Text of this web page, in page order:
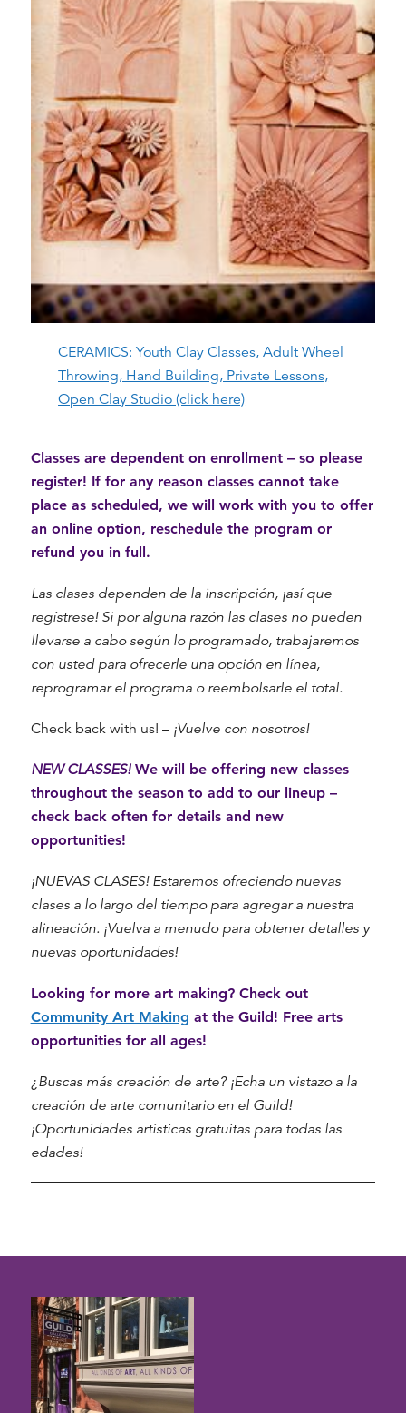
CERAMICS: Youth Clay Classes, Adult Wheel
Throwing, Hand Building, Private Lessons,
Open Clay Studio (click here)
Classes are dependent on enrollment – so please
register! If for any reason classes cannot take
place as scheduled, we will work with you to offer
an online option, reschedule the program or
refund you in full.
Las clases dependen de la inscripción, ¡así que
regístrese! Si por alguna razón las clases no pueden
llevarse a cabo según lo programado, trabajaremos
con usted para ofrecerle una opción en línea,
reprogramar el programa o reembolsarle el total.
Check back with us! – ¡Vuelve con nosotros!
NEW CLASSES!We will be offering new classes
throughout the season to add to our lineup –
check back often for details and new
opportunities!
¡NUEVAS CLASES! Estaremos ofreciendo nuevas
clases a lo largo del tiempo para agregar a nuestra
alineación. ¡Vuelva a menudo para obtener detalles y
nuevas oportunidades!
Looking for more art making? Check out
Community Art Making at the Guild! Free arts
opportunities for all ages!
¿Buscas más creación de arte? ¡Echa un vistazo a la
creación de arte comunitario en el Guild!
¡Oportunidades artísticas gratuitas para todas las
edades!